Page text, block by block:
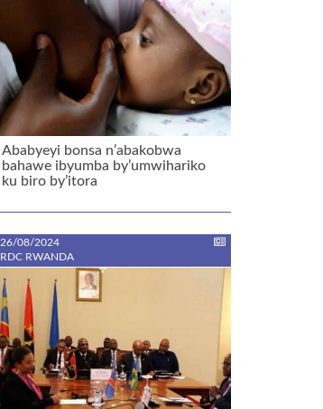
Ababyeyi bonsa n’abakobwa
bahawe ibyumba by’umwihariko
ku biro by’itora
26/08/2024
RDC RWANDA